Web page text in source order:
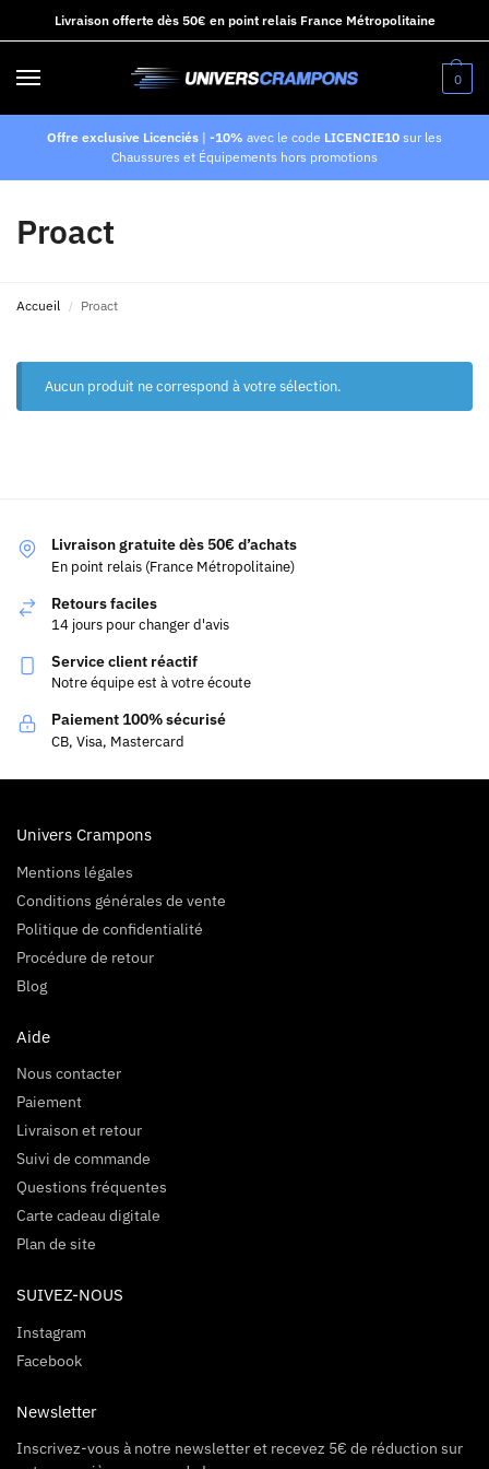
Livraison offerte dès 50€ en point relais France Métropolitaine
0
Offre exclusive Licenciés | -10% avec le code LICENCIE10 sur les
Chaussures et Équipements hors promotions
Proact
Accueil / Proact
Aucun produit ne correspond à votre sélection.
Livraison gratuite dès 50€ d’achats
En point relais (France Métropolitaine)
Retours faciles
14 jours pour changer d'avis
Service client réactif
Notre équipe est à votre écoute
Paiement 100% sécurisé
CB, Visa, Mastercard
Univers Crampons
Mentions légales
Conditions générales de vente
Politique de confidentialité
Procédure de retour
Blog
Aide
Nous contacter
Paiement
Livraison et retour
Suivi de commande
Questions fréquentes
Carte cadeau digitale
Plan de site
SUIVEZ-NOUS
Instagram
Facebook
Newsletter
Inscrivez-vous à notre newsletter et recevez 5€ de réduction sur